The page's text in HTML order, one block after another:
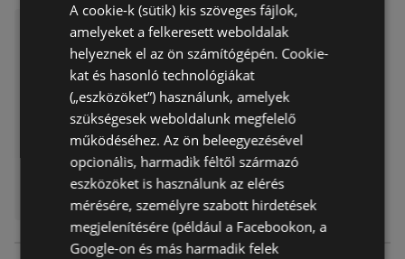
DM újság érvényessége 2026.
Akciós újság már nem érvényes
Lejárat dátuma:
2026.03.18
Távolság:
0,55 km
A cookie-k (sütik) kis szöveges fájlok,
amelyeket a felkeresett weboldalak
helyeznek el az ön számítógépén. Cookie-
kat és hasonló technológiákat
(„eszközöket”) használunk, amelyek
szükségesek weboldalunk megfelelő
működéséhez. Az ön beleegyezésével
opcionális, harmadik féltől származó
eszközöket is használunk az elérés
mérésére, személyre szabott hirdetések
megjelenítésére (például a Facebookon, a
Google-on és más harmadik felek